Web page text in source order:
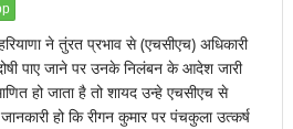
ने तुंरत प्रभाव से (एचसीएच) अधिकारी
पाए जाने पर उनके निलंबन के आदेश जारी
हो जाता है तो शायद उन्हे एचसीएच से
हो कि रीगन कुमार पर पंचकुला उत्कर्ष